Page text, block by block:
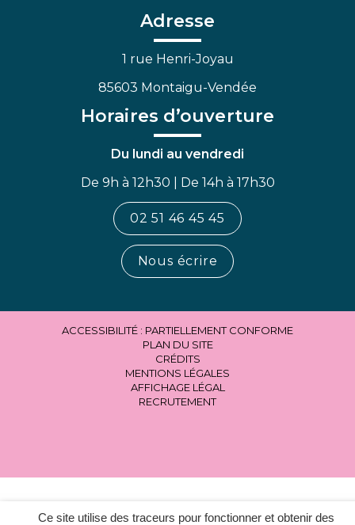
Ce site utilise des traceurs pour fonctionner et obtenir des
Facebook
Adresse
1 rue Henri-Joyau
85603 Montaigu-Vendée
Horaires d’ouverture
Du lundi au vendredi
De 9h à 12h30 | De 14h à 17h30
02 51 46 45 45
Nous écrire
ACCESSIBILITÉ : PARTIELLEMENT CONFORME
PLAN DU SITE
CRÉDITS
MENTIONS LÉGALES
AFFICHAGE LÉGAL
RECRUTEMENT